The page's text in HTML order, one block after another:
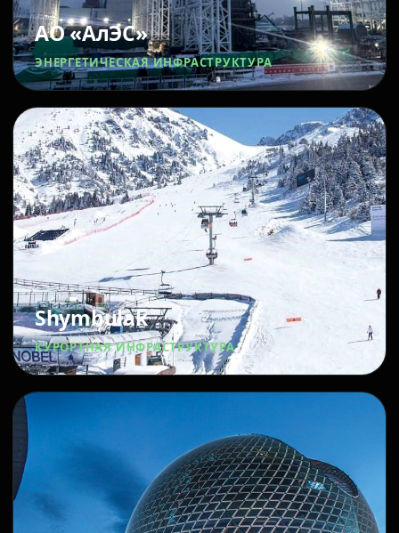
АО «АлЭС»
ЭНЕРГЕТИЧЕСКАЯ ИНФРАСТРУКТУРА
Shymbulak
КУРОРТНАЯ ИНФРАСТРУКТУРА